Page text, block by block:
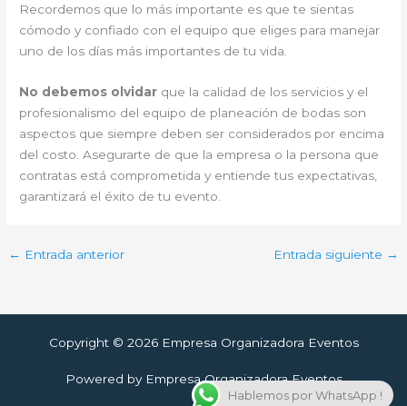
Recordemos que lo más importante es que te sientas
cómodo y confiado con el equipo que eliges para manejar
uno de los días más importantes de tu vida.
No debemos olvidar que la calidad de los servicios y el
profesionalismo del equipo de planeación de bodas son
aspectos que siempre deben ser considerados por encima
del costo. Asegurarte de que la empresa o la persona que
contratas está comprometida y entiende tus expectativas,
garantizará el éxito de tu evento.
← Entrada anterior Entrada siguiente →
Copyright © 2026 Empresa Organizadora Eventos
Powered by Empresa Organizadora Eventos
Hablemos por WhatsApp !